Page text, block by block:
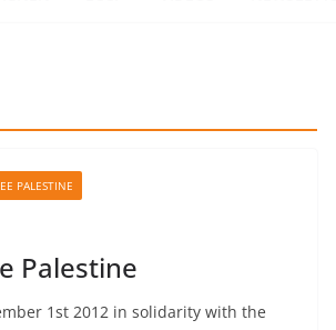
PALESTINE
Palestine
1st 2012 in solidarity with the